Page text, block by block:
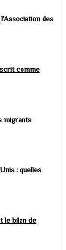
des
comme
migrants
: quelles
le bilan de